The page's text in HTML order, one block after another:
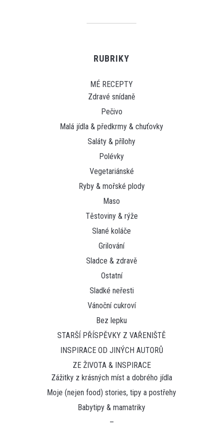
RUBRIKY
MÉ RECEPTY
Zdravé snídaně
Pečivo
Malá jídla & předkrmy & chuťovky
Saláty & přílohy
Polévky
Vegetariánské
Ryby & mořské plody
Maso
Těstoviny & rýže
Slané koláče
Grilování
Sladce & zdravě
Ostatní
Sladké neřesti
Vánoční cukroví
Bez lepku
STARŠÍ PŘÍSPĚVKY Z VAŘENIŠTĚ
INSPIRACE OD JINÝCH AUTORŮ
ZE ŽIVOTA & INSPIRACE
Zážitky z krásných míst a dobrého jídla
Moje (nejen food) stories, tipy a postřehy
Babytipy & mamatriky
–